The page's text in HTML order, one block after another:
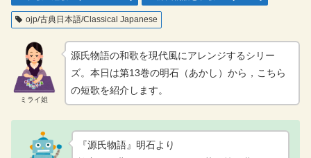
ojp/古典日本語/Classical Japanese
ミライ姐
源氏物語の和歌を現代風にアレンジするシリー
ズ。本日は第13巻の明石（あかし）から，こちら
の短歌を紹介します。
『源氏物語』明石より